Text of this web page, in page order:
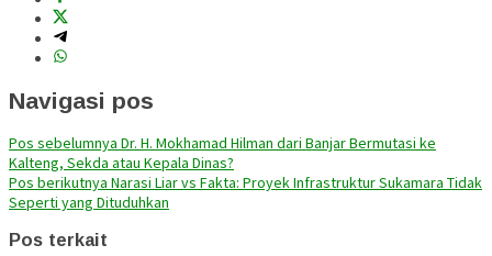
Navigasi pos
Pos sebelumnya Dr. H. Mokhamad Hilman dari Banjar Bermutasi ke
Kalteng, Sekda atau Kepala Dinas?
Pos berikutnya Narasi Liar vs Fakta: Proyek Infrastruktur Sukamara Tidak
Seperti yang Dituduhkan
Pos terkait